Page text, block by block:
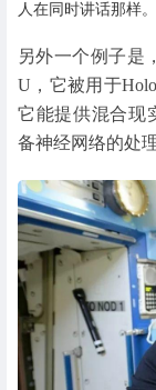
人在同时讲话那样。
另外一个例子是
U，它被用于
它能提供混合现
备神经网络的处